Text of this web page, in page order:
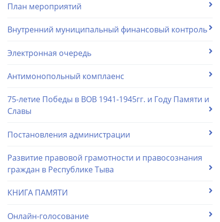
План мероприятий
Внутренний муниципальный финансовый контроль
Электронная очередь
Антимонопольный комплаенс
75-летие Победы в ВОВ 1941-1945гг. и Году Памяти и
Славы
Постановления администрации
Развитие правовой грамотности и правосознания
граждан в Республике Тыва
КНИГА ПАМЯТИ
Онлайн-голосование